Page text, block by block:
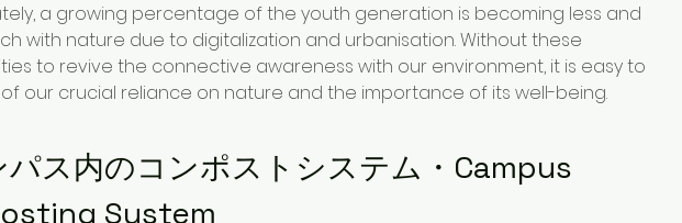
a growing percentage of the youth generation is becoming less and
with nature due to digitalization and urbanisation. Without these
to revive the connective awareness with our environment, it is easy to
our crucial reliance on nature and the importance of its well-being.
パス内のコンポストシステム・Campus
System